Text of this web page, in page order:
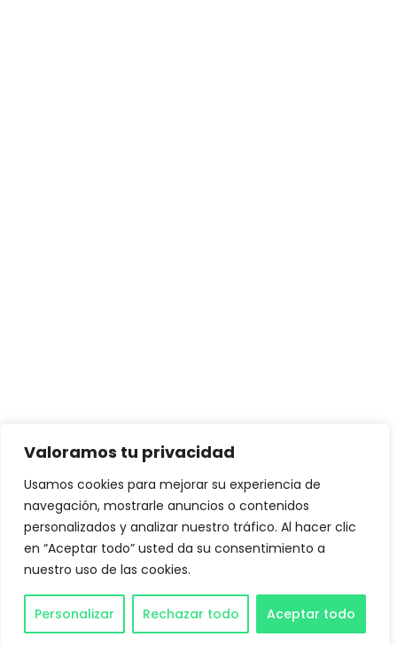
Valoramos tu privacidad
Usamos cookies para mejorar su experiencia de
navegación, mostrarle anuncios o contenidos
personalizados y analizar nuestro tráfico. Al hacer clic
en “Aceptar todo” usted da su consentimiento a
nuestro uso de las cookies.
Personalizar Rechazar todo Aceptar todo